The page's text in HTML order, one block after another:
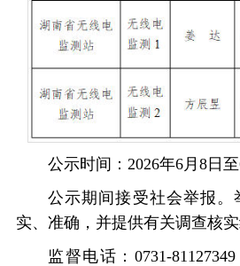
公示时间：2026年6月8日至
公示期间接受社会举报
实、准确，并提供有关调查核实
监督电话：0731-